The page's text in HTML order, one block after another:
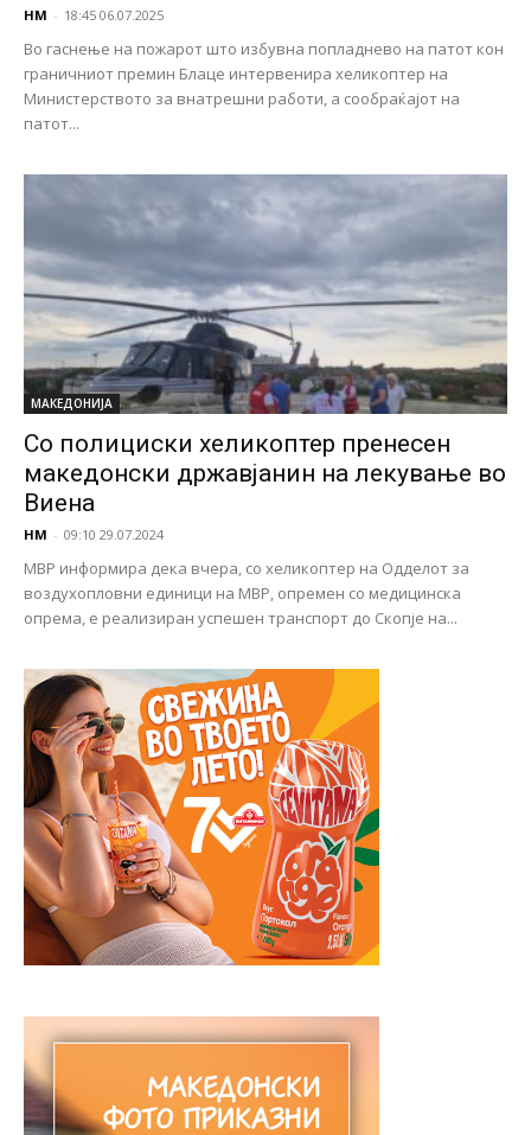
НМ - 18:45 06.07.2025
Во гаснење на пожарот што избувна попладнево на патот кон
граничниот премин Блаце интервенира хеликоптер на
Министерството за внатрешни работи, а сообраќајот на
патот...
МАКЕДОНИЈА
Со полициски хеликоптер пренесен
македонски државјанин на лекување во
Виена
НМ - 09:10 29.07.2024
МВР информира дека вчера, со хеликоптер на Одделот за
воздухопловни единици на МВР, опремен со медицинска
опрема, е реализиран успешен транспорт до Скопје на...